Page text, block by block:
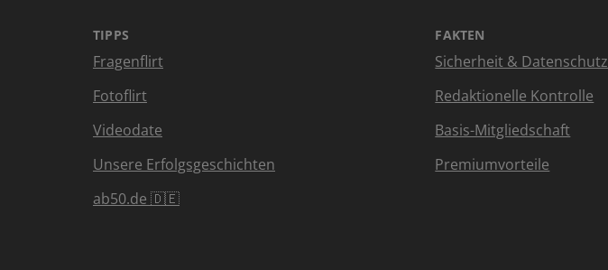
TIPPS
Fragenflirt
Fotoflirt
Videodate
Unsere Erfolgsgeschichten
ab50.de 🇩🇪
FAKTEN
Sicherheit & Datenschutz
Redaktionelle Kontrolle
Basis-Mitgliedschaft
Premiumvorteile